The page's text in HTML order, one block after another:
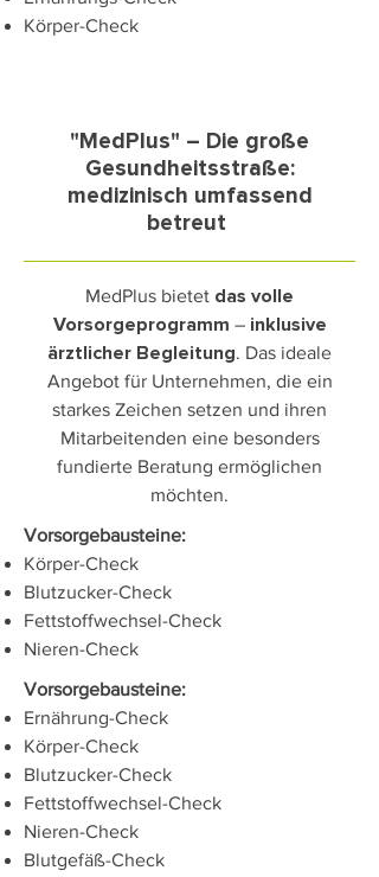
Körper-Check
"MedPlus" – Die große
Gesundheitsstraße:
medizinisch umfassend
betreut
MedPlus bietet das volle
Vorsorgeprogramm – inklusive
ärztlicher Begleitung. Das ideale
Angebot für Unternehmen, die ein
starkes Zeichen setzen und ihren
Mitarbeitenden eine besonders
fundierte Beratung ermöglichen
möchten.
Vorsorgebausteine:
Körper-Check
Blutzucker-Check
Fettstoffwechsel-Check
Nieren-Check
Vorsorgebausteine:
Ernährung-Check
Körper-Check
Blutzucker-Check
Fettstoffwechsel-Check
Nieren-Check
Blutgefäß-Check